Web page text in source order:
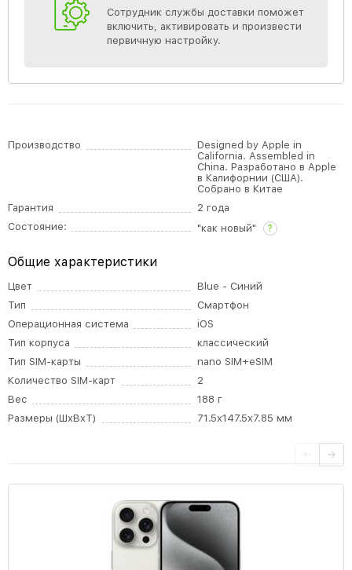
Сотрудник службы доставки поможет
включить, активировать и произвести
первичную настройку.
Производство
Designed by Apple in
California. Assembled in
China. Разработано в Apple
в Калифорнии (США).
Собрано в Китае
Гарантия
2 года
Состояние:
"как новый" ?
Общие характеристики
Цвет
Blue - Синий
Тип
Смартфон
Операционная система
iOS
Тип корпуса
классический
Тип SIM-карты
nano SIM+eSIM
Количество SIM-карт
2
Вес
188 г
Размеры (ШxВxТ)
71.5x147.5x7.85 мм